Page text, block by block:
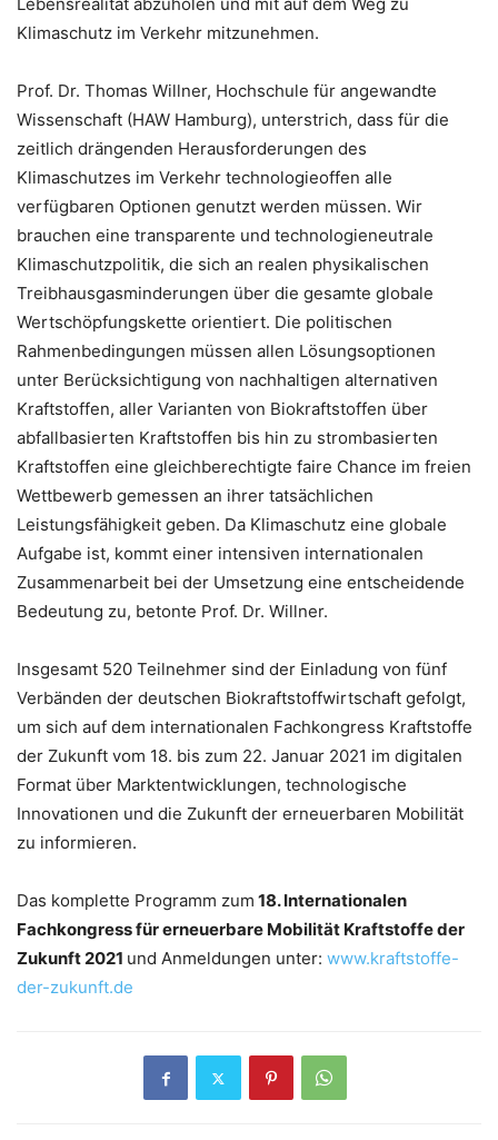
Klimaschutz im Verkehr mitzunehmen.
Prof. Dr. Thomas Willner, Hochschule für angewandte
Wissenschaft (HAW Hamburg), unterstrich, dass für die
zeitlich drängenden Herausforderungen des
Klimaschutzes im Verkehr technologieoffen alle
verfügbaren Optionen genutzt werden müssen. Wir
brauchen eine transparente und technologieneutrale
Klimaschutzpolitik, die sich an realen physikalischen
Treibhausgasminderungen über die gesamte globale
Wertschöpfungskette orientiert. Die politischen
Rahmenbedingungen müssen allen Lösungsoptionen
unter Berücksichtigung von nachhaltigen alternativen
Kraftstoffen, aller Varianten von Biokraftstoffen über
abfallbasierten Kraftstoffen bis hin zu strombasierten
Kraftstoffen eine gleichberechtigte faire Chance im freien
Wettbewerb gemessen an ihrer tatsächlichen
Leistungsfähigkeit geben. Da Klimaschutz eine globale
Aufgabe ist, kommt einer intensiven internationalen
Zusammenarbeit bei der Umsetzung eine entscheidende
Bedeutung zu, betonte Prof. Dr. Willner.
Insgesamt 520 Teilnehmer sind der Einladung von fünf
Verbänden der deutschen Biokraftstoffwirtschaft gefolgt,
um sich auf dem internationalen Fachkongress Kraftstoffe
der Zukunft vom 18. bis zum 22. Januar 2021 im digitalen
Format über Marktentwicklungen, technologische
Innovationen und die Zukunft der erneuerbaren Mobilität
zu informieren.
Das komplette Programm zum 18. Internationalen
Fachkongress für erneuerbare Mobilität Kraftstoffe der
Zukunft 2021 und Anmeldungen unter: www.kraftstoffe-
der-zukunft.de